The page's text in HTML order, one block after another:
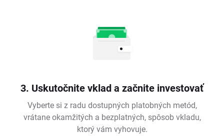
3. Uskutočnite vklad a začnite investovať
Vyberte si z radu dostupných platobných metód,
vrátane okamžitých a bezplatných, spôsob vkladu,
ktorý vám vyhovuje.